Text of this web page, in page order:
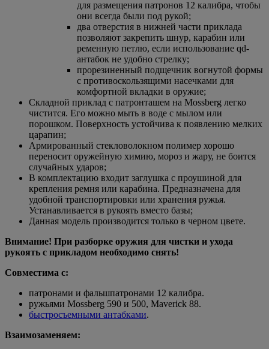
для размещения патронов 12 калибра, чтобы
они всегда были под рукой;
два отверстия в нижней части приклада
позволяют закрепить шнур, карабин или
ременную петлю, если использование qd-
антабок не удобно стрелку;
прорезиненный подщечник вогнутой формы
с противоскользящими насечками для
комфортной вкладки в оружие;
Складной приклад с патронташем на Mossberg легко
чистится. Его можно мыть в воде с мылом или
порошком. Поверхность устойчива к появлению мелких
царапин;
Армированный стекловолокном полимер хорошо
переносит оружейную химию, мороз и жару, не боится
случайных ударов;
В комплектацию входит заглушка с проушиной для
крепления ремня или карабина. Предназначена для
удобной транспортировки или хранения ружья.
Устанавливается в рукоять вместо базы;
Данная модель производится только в черном цвете.
Внимание! При разборке оружия для чистки и ухода
рукоять с прикладом необходимо снять!
Совместима с:
патронами и фальшпатронами 12 калибра.
ружьями Mossberg 590 и 500, Maverick 88.
быстросъемными антабками.
Взаимозаменяем: